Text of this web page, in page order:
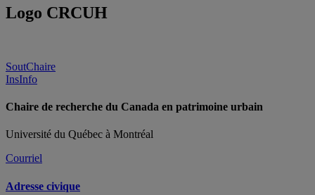
Logo CRCUH
SoutChaire
InsInfo
Chaire de recherche du Canada en patrimoine urbain
Université du Québec à Montréal
Courriel
Adresse civique